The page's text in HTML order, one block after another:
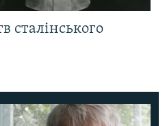
сталінського